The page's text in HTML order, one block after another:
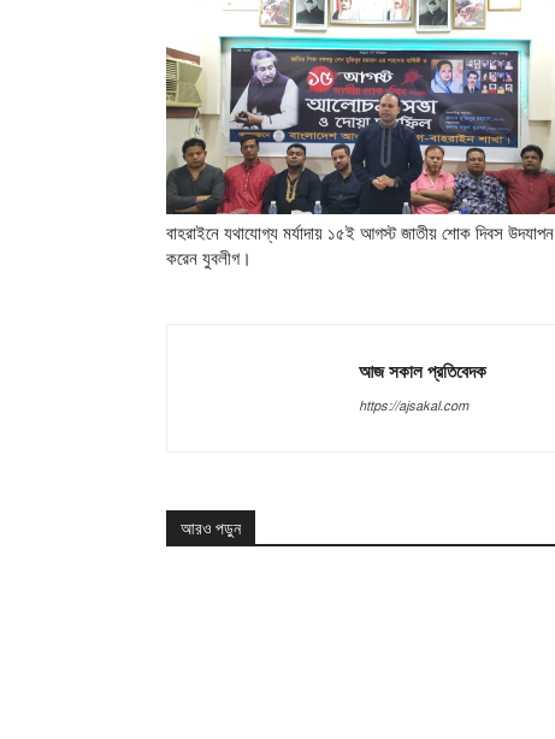
বাহরাইনে যথাযোগ্য মর্যাদায় ১৫ই আগস্ট জাতীয় শোক দিবস উদযাপন
করেন যুবলীগ।
আজ সকাল প্রতিবেদক
https://ajsakal.com
আরও পড়ুন